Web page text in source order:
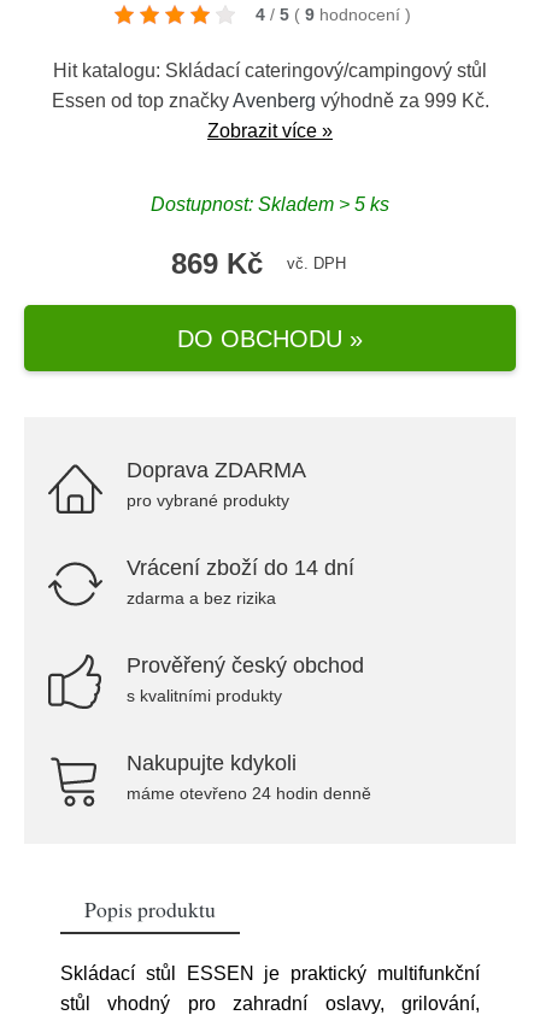
4 / 5 ( 9 hodnocení )
Hit katalogu: Skládací cateringový/campingový stůl
Essen od top značkyAvenberg výhodně za 999 Kč.
Zobrazit více »
Dostupnost: Skladem > 5 ks
869 Kč vč. DPH
DO OBCHODU »
Doprava ZDARMA
pro vybrané produkty
Vrácení zboží do 14 dní
zdarma a bez rizika
Prověřený český obchod
s kvalitními produkty
Nakupujte kdykoli
máme otevřeno 24 hodin denně
Popis produktu
Skládací stůl ESSEN je praktický multifunkční
stůl vhodný pro zahradní oslavy, grilování,